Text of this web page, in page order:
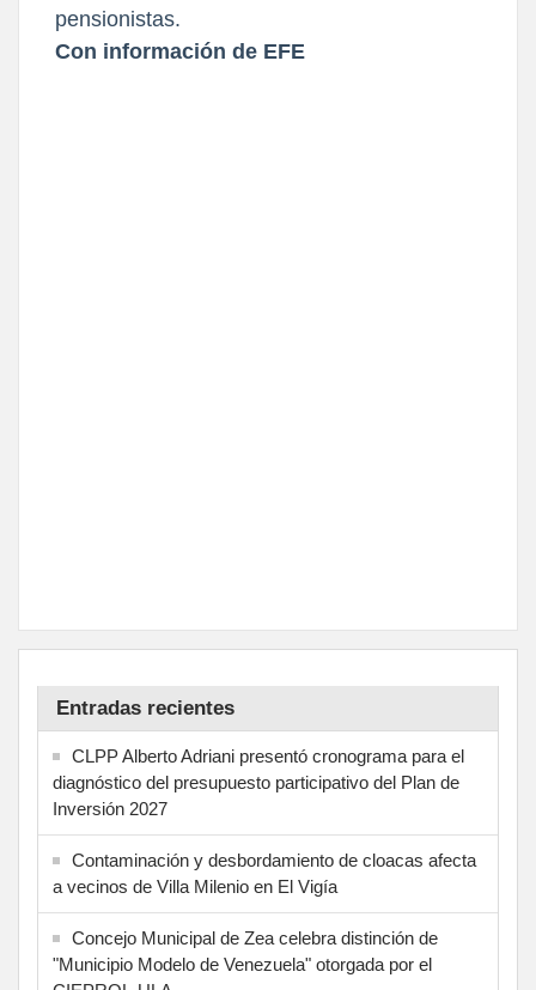
pensionistas.
Con información de EFE
Entradas recientes
CLPP Alberto Adriani presentó cronograma para el
diagnóstico del presupuesto participativo del Plan de
Inversión 2027
Contaminación y desbordamiento de cloacas afecta
a vecinos de Villa Milenio en El Vigía
Concejo Municipal de Zea celebra distinción de
"Municipio Modelo de Venezuela" otorgada por el